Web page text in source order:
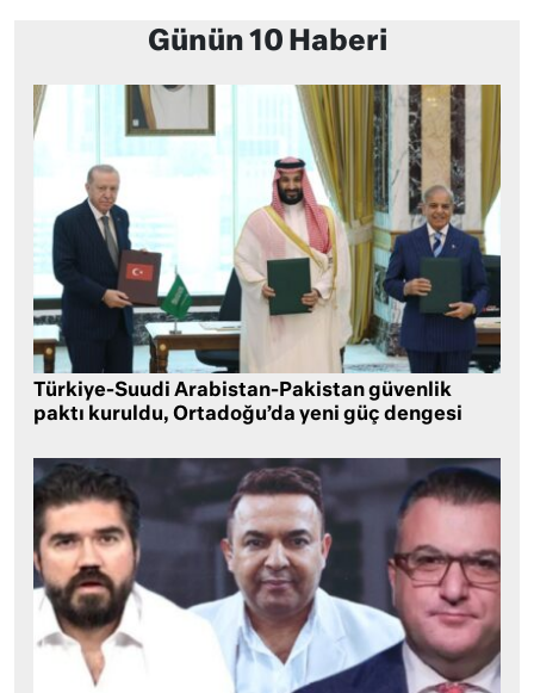
Günün 10 Haberi
Türkiye-Suudi Arabistan-Pakistan güvenlik
paktı kuruldu, Ortadoğu’da yeni güç dengesi